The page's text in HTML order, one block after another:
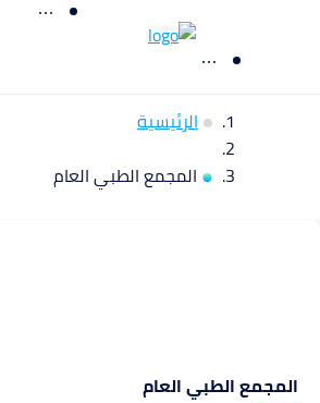
الرئيسية
المجمع الطبي العام
المجمع الطبي العام